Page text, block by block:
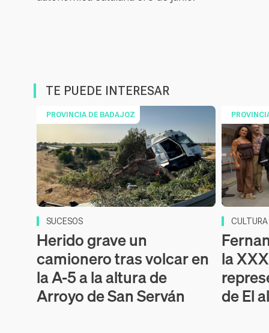
TE PUEDE INTERESAR
PROVINCIA DE BADAJOZ
SUCESOS
Herido grave un
camionero tras volcar en
la A-5 a la altura de
Arroyo de San Serván
CULTURA
la
de El